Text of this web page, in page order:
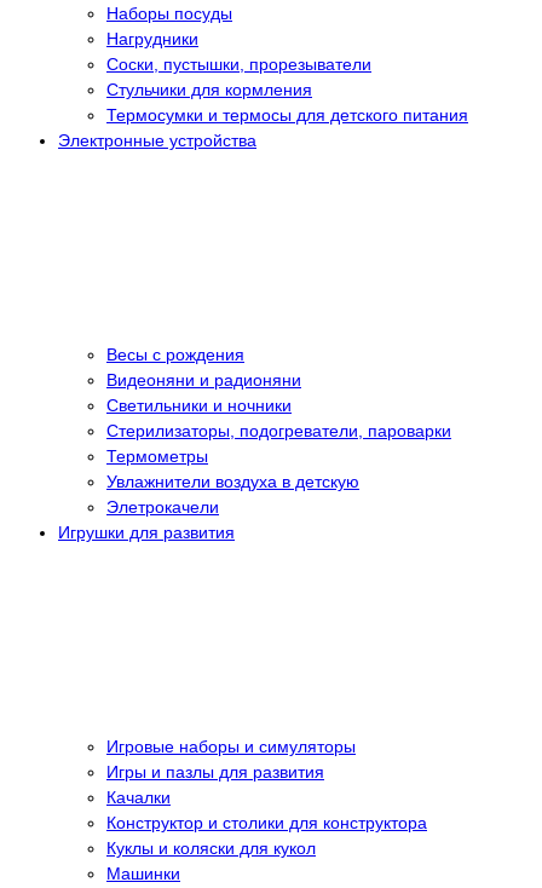
Наборы посуды
Нагрудники
Соски, пустышки, прорезыватели
Стульчики для кормления
Термосумки и термосы для детского питания
Электронные устройства
Весы с рождения
Видеоняни и радионяни
Светильники и ночники
Стерилизаторы, подогреватели, пароварки
Термометры
Увлажнители воздуха в детскую
Элетрокачели
Игрушки для развития
Игровые наборы и симуляторы
Игры и пазлы для развития
Качалки
Конструктор и столики для конструктора
Куклы и коляски для кукол
Машинки